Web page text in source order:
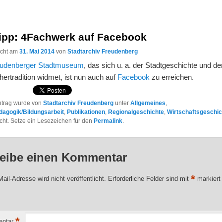
4Fachwerk auf Facebook
am31. Mai 2014 vonStadtarchiv Freudenberg
Stadtmuseum, das sich u. a. der Stadtgeschichte und
widmet, ist nun auch auf Facebookzu erreichen.
wurde vonStadtarchiv Freudenberg unterAllgemeines,
Bildungsarbeit, Publikationen, Regionalgeschichte,
Setze ein Lesezeichen für den Permalink.
einen Kommentar
Adresse wird nicht veröffentlicht. Erforderliche Felder sind mit* markiert